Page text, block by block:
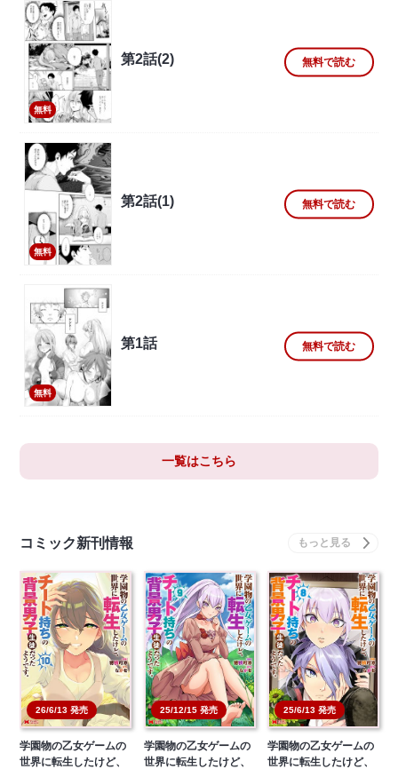
無料
第2話(2) 無料で読む
無料
第2話(1) 無料で読む
無料
第1話 無料で読む
一覧はこちら
コミック新刊情報
26/6/13 発売
学園物の乙女ゲームの
世界に転生したけど、
25/12/15 発売
学園物の乙女ゲームの
世界に転生したけど、
25/6/13 発売
学園物の乙女ゲームの
世界に転生したけど、